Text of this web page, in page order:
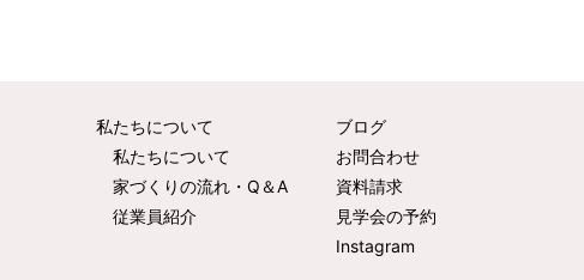
私たちについて
私たちについて
家づくりの流れ・Q＆A
従業員紹介
ブログ
お問合わせ
資料請求
見学会の予約
Instagram